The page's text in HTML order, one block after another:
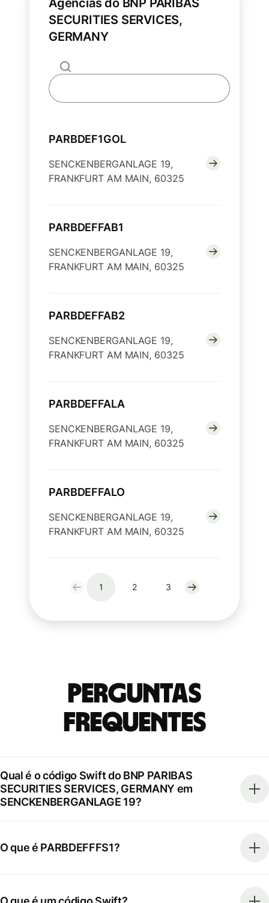
Agências do BNP PARIBAS
SECURITIES SERVICES,
GERMANY
PARBDEF1GOL
SENCKENBERGANLAGE 19,
FRANKFURT AM MAIN, 60325
PARBDEFFAB1
SENCKENBERGANLAGE 19,
FRANKFURT AM MAIN, 60325
PARBDEFFAB2
SENCKENBERGANLAGE 19,
FRANKFURT AM MAIN, 60325
PARBDEFFALA
SENCKENBERGANLAGE 19,
FRANKFURT AM MAIN, 60325
PARBDEFFALO
SENCKENBERGANLAGE 19,
FRANKFURT AM MAIN, 60325
1 2 3
Perguntas
frequentes
Qual é o código Swift do BNP PARIBAS
SECURITIES SERVICES, GERMANY em
SENCKENBERGANLAGE 19?
O que é PARBDEFFFS1?